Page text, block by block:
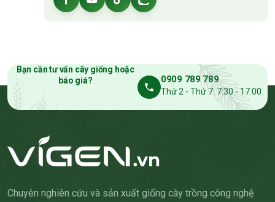
Bạn cần tư vấn cây giống hoặc
báo giá?
0909 789 789
Thứ 2 - Thứ 7: 7:30 - 17:00
Chuyên nghiên cứu và sản xuất giống cây trồng công nghệ